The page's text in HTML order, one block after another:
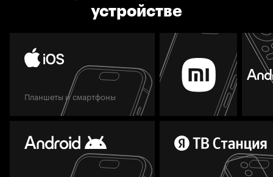
устройстве
Планшеты и смартфоны